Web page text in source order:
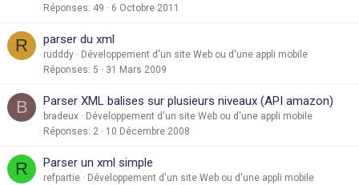
Réponses 49 6 Octobre 2011
R parser du xml
rudddy
Développement d'un site Web ou d'une appli mobile
Réponses 5 31 Mars 2009
B Parser XML balises sur plusieurs niveaux (API amazon)
bradeux
Développement d'un site Web ou d'une appli mobile
Réponses 2 10 Décembre 2008
R Parser un xml simple
refpartie
Développement d'un site Web ou d'une appli mobile